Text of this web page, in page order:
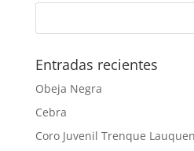
Entradas recientes
Obeja Negra
Cebra
Coro Juvenil Trenque Lauquen